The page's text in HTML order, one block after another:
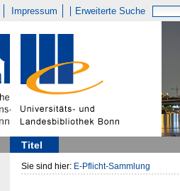
Impressum Erweiterte Suche
Titel
Sie sind hier: E-Pflicht-Sammlung